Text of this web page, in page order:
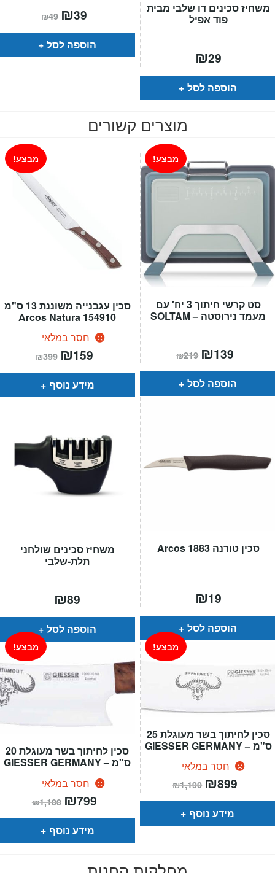
₪49 המחיר
המקורי
היה:
₪49.
₪39
הוא:
הוספה לסל
משחיז סכינים דו שלבי מבית
פוד אפיל
₪29
הוספה לסל
מוצרים קשורים
סכין עגבנייה משוננת 13 ס"מ
154910 Arcos Natura
חסר במלאי
מבצע!
₪399 המחיר
המקורי
היה:
₪399.
₪159
הוא:
מידע נוסף
סט קרשי חיתוך 3 יח' עם
מעמד נירוסטה – SOLTAM
מבצע!
₪219 המחיר
המקורי
היה:
₪219.
₪139
הוא:
הוספה לסל
משחיז סכינים שולחני
תלת-שלבי
₪89
הוספה לסל
סכין טורנה 1883 Arcos
₪19
הוספה לסל
סכין לחיתוך בשר מעוגלת 20
ס"מ – GIESSER GERMANY
חסר במלאי
מבצע!
₪1,100 המחיר
המקורי
היה:
₪799
הוא:
מידע נוסף
סכין לחיתוך בשר מעוגלת 25
ס"מ – GIESSER GERMANY
חסר במלאי
מבצע!
₪1,190 המחיר
המקורי
היה:
₪899
הוא:
מידע נוסף